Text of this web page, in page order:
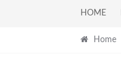
HOME
Home